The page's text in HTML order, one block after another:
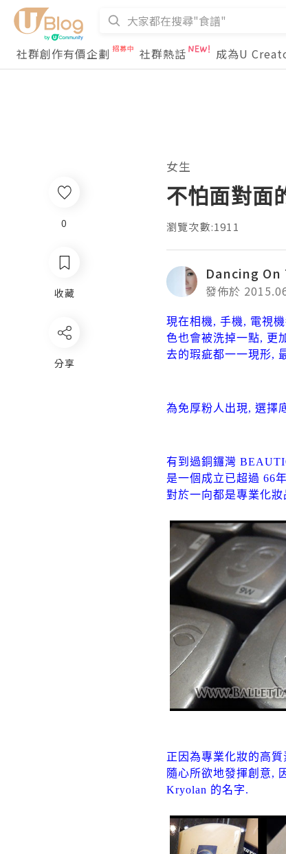
社群創作有價企劃
社群熱話 成為U
0
收藏
分享
女生
不怕面對面
瀏覽次數:1911
Dancing On
發佈於
現在相機, 手機, 電視
色也會被洗掉一點, 更
去的瑕疵都一一現形,
為免厚粉人出現, 選擇
有到過銅鑼灣
是一個成立已超過 66
對於一向都是專業化
正因為專業化妝的高
隨心所欲地發揮創意,
Kryolan 的名字.